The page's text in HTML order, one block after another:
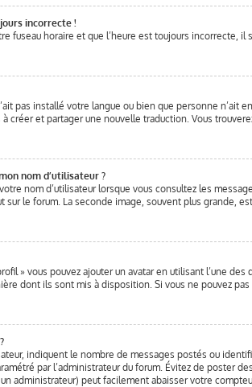
incorrecte !
fuseau horaire et que l’heure est toujours incorrecte,
pas installé votre langue ou bien que personne
créer et partager une nouvelle traduction. Vous
nom d’utilisateur ?
nom d’utilisateur lorsque vous consultez les
le forum. La seconde image, souvent plus grande,
» vous pouvez ajouter un avatar en utilisant l’une
dont ils sont mis à disposition. Si vous ne pouvez
indiquent le nombre de messages postés ou
par l’administrateur du forum. Évitez de poster
administrateur) peut facilement abaisser votre